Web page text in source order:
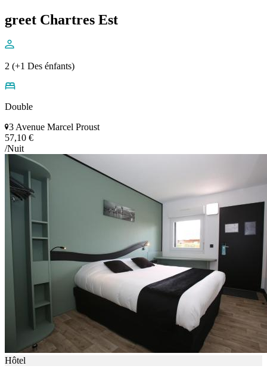
greet Chartres Est
2 (+1 Des énfants)
Double
3 Avenue Marcel Proust
57,10 €
/Nuit
Hôtel